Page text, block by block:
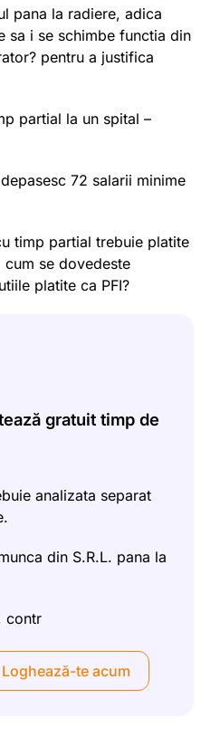
pana la radiere, adica
sa i se schimbe functia din
pentru a justifica
partial la un spital –
72 salarii minime
timp partial trebuie platite
cum se dovedeste
platite ca PFI?
gratuit timp de
analizata separat
din S.R.L. pana la
contr
Loghează-te acum